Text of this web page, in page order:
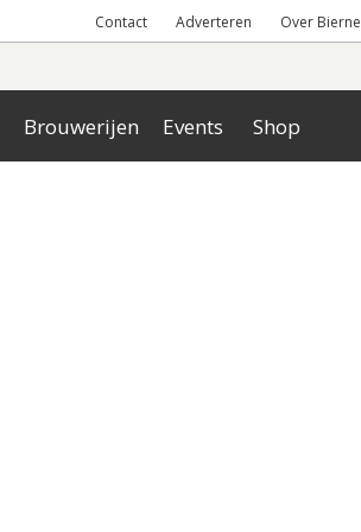
Contact Adverteren Over
Brouwerijen Events Shop